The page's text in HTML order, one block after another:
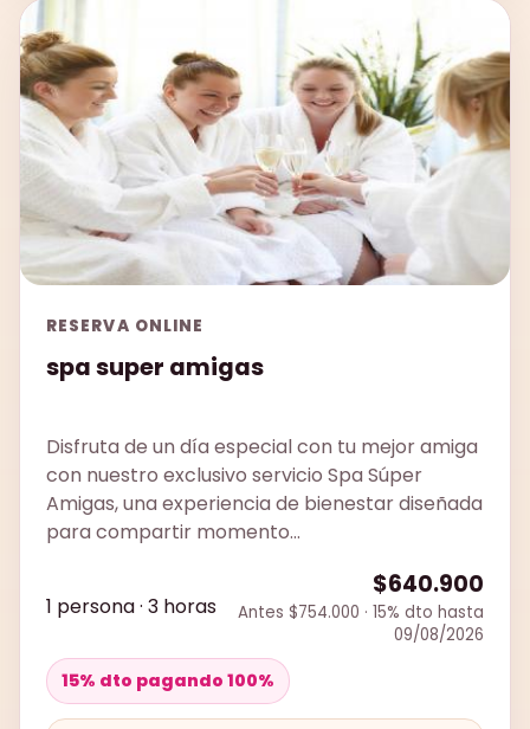
RESERVA ONLINE
spa super amigas
Disfruta de un día especial con tu mejor amiga
con nuestro exclusivo servicio Spa Súper
Amigas, una experiencia de bienestar diseñada
para compartir momento...
1 persona · 3 horas
$640.900
Antes $754.000 · 15% dto hasta
09/08/2026
15% dto pagando 100%